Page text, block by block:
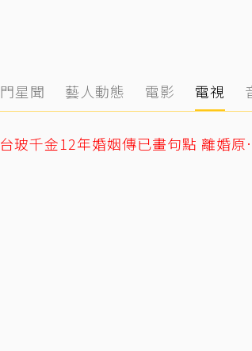
星聞 藝人動態 電影 電視
小刀驚爆豪門